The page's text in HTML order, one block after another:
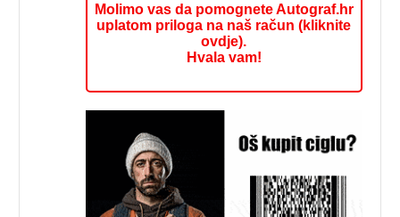
Molimo vas da pomognete Autograf.hr
uplatom priloga na naš račun (kliknite
ovdje).
Hvala vam!